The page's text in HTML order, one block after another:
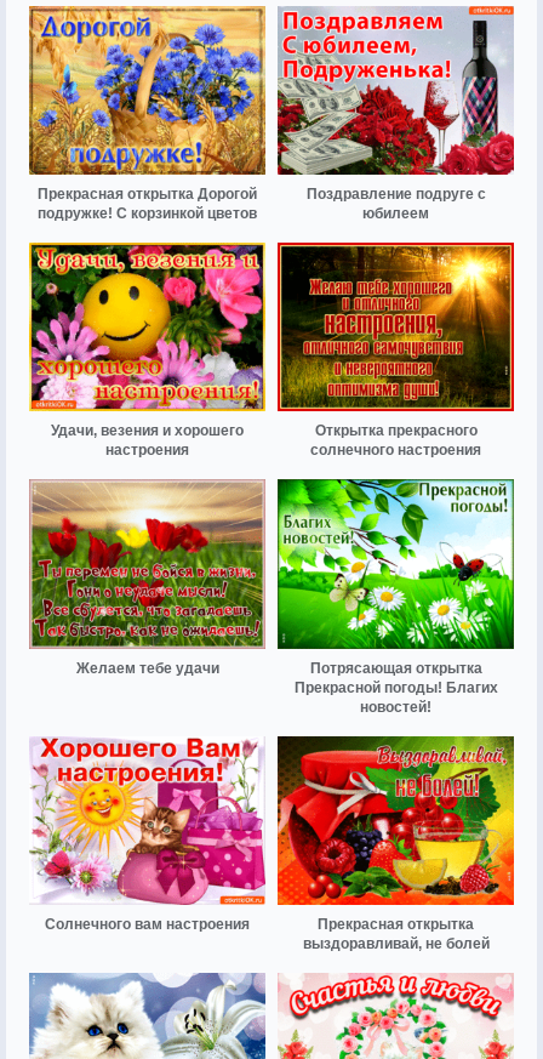
Прекрасная открытка Дорогой
подружке! С корзинкой цветов
Поздравление подруге с
юбилеем
Удачи, везения и хорошего
настроения
Открытка прекрасного
солнечного настроения
Желаем тебе удачи
Потрясающая открытка
Прекрасной погоды! Благих
новостей!
Солнечного вам настроения
Прекрасная открытка
выздоравливай, не болей